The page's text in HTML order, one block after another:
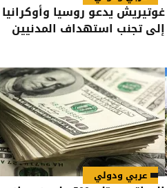
غوتيريش يدعو روسيا وأوكرانيا
إلى تجنب استهداف المدنيين
عربي ودولي